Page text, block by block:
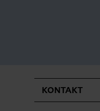
KONTAKT